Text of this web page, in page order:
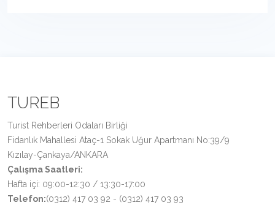
TUREB
Turist Rehberleri Odaları Birliği
Fidanlık Mahallesi Ataç-1 Sokak Uğur Apartmanı No:39/9
Kızılay-Çankaya/ANKARA
Çalışma Saatleri:
Hafta içi: 09:00-12:30 / 13:30-17:00
Telefon:(0312) 417 03 92 - (0312) 417 03 93